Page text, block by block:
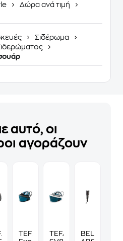
Δώρα ανά τιμή
Σιδέρωμα
αυτό, οι
αγοράζουν
TEFAL
TEFAL
BELLISSIMA